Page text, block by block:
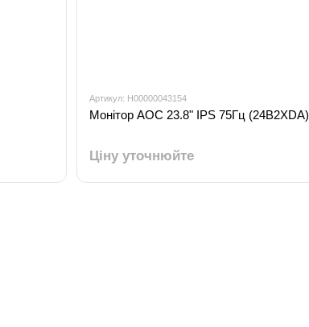
Артикул: H00000043154
Монітор AOC 23.8" IPS 75Гц (24B2XDA)
Ціну уточнюйте